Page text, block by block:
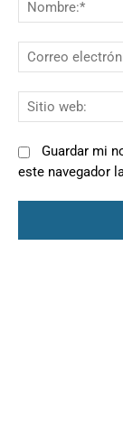
Guardar mi
este navegador